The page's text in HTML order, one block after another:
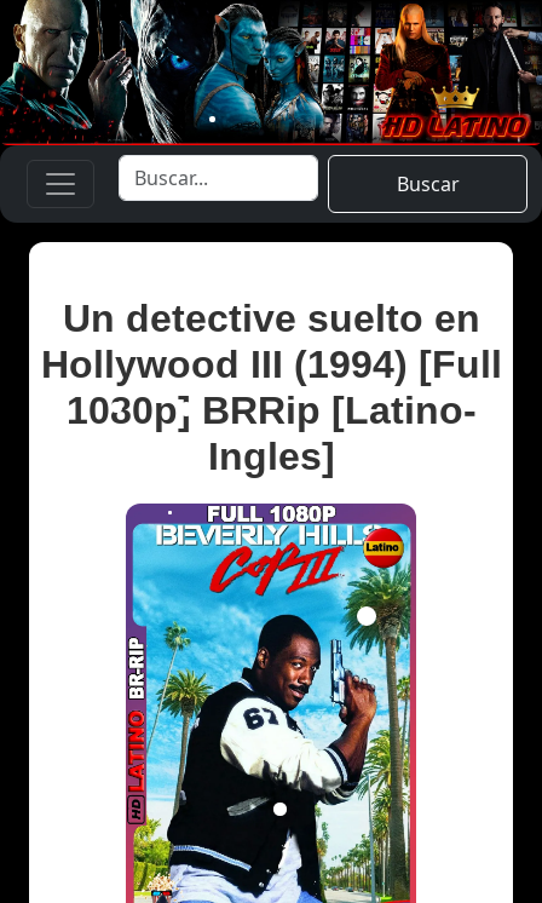
Buscar
Un detective suelto en
Hollywood III (1994) [Full
1080p] BRRip [Latino-
Ingles]